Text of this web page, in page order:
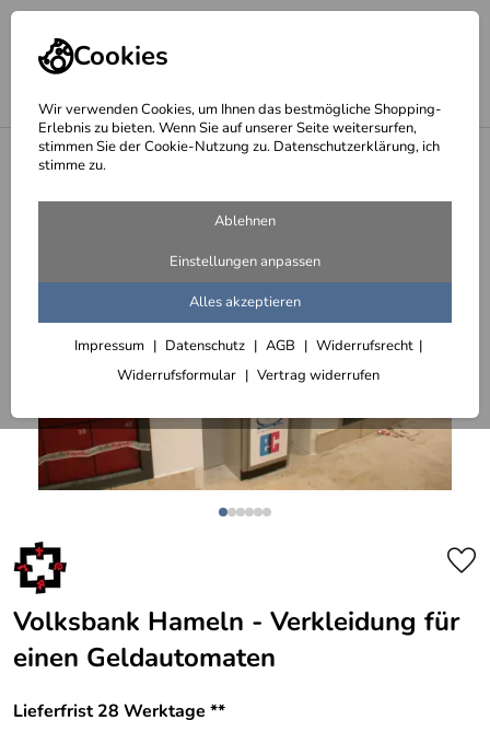
Cookies
Wir verwenden Cookies, um Ihnen das bestmögliche Shopping-
Erlebnis zu bieten. Wenn Sie auf unserer Seite weitersurfen,
stimmen Sie der Cookie-Nutzung zu. Datenschutzerklärung, ich
stimme zu.
Ablehnen
Einstellungen anpassen
Alles akzeptieren
Impressum Datenschutz AGB
Widerrufsrecht
Widerrufsformular
Vertrag widerrufen
Wandbekleidungen
Volksbank Hameln - Verkleidung für
einen Geldautomaten
Lieferfrist 28 Werktage **